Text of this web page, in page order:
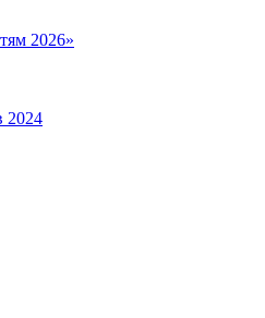
2026»
2024